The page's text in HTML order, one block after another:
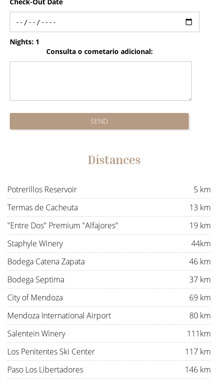
Nights: 1
Consulta o cometario adicional:
SEND
Distances
Potrerillos Reservoir
5 km
Termas de Cacheuta
13 km
"Entre Dos" Premium "Alfajores"
19 km
Staphyle Winery
44km
Bodega Catena Zapata
46 km
Bodega Septima
37 km
City of Mendoza
69 km
Mendoza International Airport
80 km
Salentein Winery
111km
Los Penitentes Ski Center
117 km
Paso Los Libertadores
146 km